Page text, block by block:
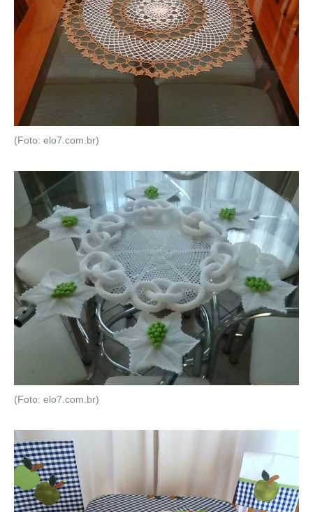
(Foto: elo7.com.br)
(Foto: elo7.com.br)